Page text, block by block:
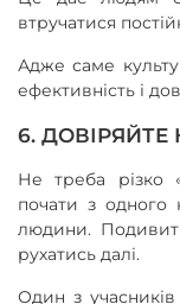
втручатися
Адже саме
ефективність і
6. ДОВІРЯЙТЕ
Не треба різко
почати з одного
людини.
рухатись далі.
Один з